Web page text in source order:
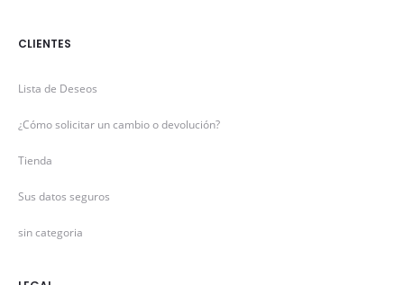
CLIENTES
Lista de Deseos
¿Cómo solicitar un cambio o devolución?
Tienda
Sus datos seguros
sin categoria